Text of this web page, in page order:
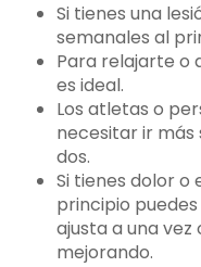
Si tienes una
semanales al
Para relajarte o
es ideal.
Los atletas o
necesitar ir más
dos.
Si tienes dolor o
principio puedes
ajusta a una vez
mejorando.